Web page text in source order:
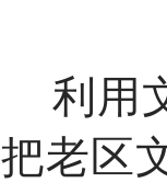
利用
把老区